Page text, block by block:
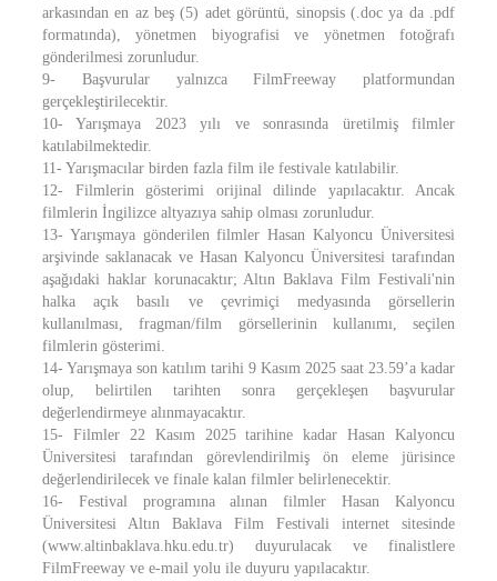
arkasından en az beş (5) adet görüntü, sinopsis (.doc ya da .pdf
formatında), yönetmen biyografisi ve yönetmen fotoğrafı
gönderilmesi zorunludur.
9- Başvurular yalnızca FilmFreeway platformundan
gerçekleştirilecektir.
10- Yarışmaya 2023 yılı ve sonrasında üretilmiş filmler
katılabilmektedir.
11- Yarışmacılar birden fazla film ile festivale katılabilir.
12- Filmlerin gösterimi orijinal dilinde yapılacaktır. Ancak
filmlerin İngilizce altyazıya sahip olması zorunludur.
13- Yarışmaya gönderilen filmler Hasan Kalyoncu Üniversitesi
arşivinde saklanacak ve Hasan Kalyoncu Üniversitesi tarafından
aşağıdaki haklar korunacaktır; Altın Baklava Film Festivali'nin
halka açık basılı ve çevrimiçi medyasında görsellerin
kullanılması, fragman/film görsellerinin kullanımı, seçilen
filmlerin gösterimi.
14- Yarışmaya son katılım tarihi 9 Kasım 2025 saat 23.59’a kadar
olup, belirtilen tarihten sonra gerçekleşen başvurular
değerlendirmeye alınmayacaktır.
15- Filmler 22 Kasım 2025 tarihine kadar Hasan Kalyoncu
Üniversitesi tarafından görevlendirilmiş ön eleme jürisince
değerlendirilecek ve finale kalan filmler belirlenecektir.
16- Festival programına alınan filmler Hasan Kalyoncu
Üniversitesi Altın Baklava Film Festivali internet sitesinde
(www.altinbaklava.hku.edu.tr) duyurulacak ve finalistlere
FilmFreeway ve e-mail yolu ile duyuru yapılacaktır.